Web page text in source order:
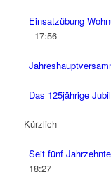
Einsatzübung
- 17:56
Das 125jährige
Kürzlich
Seit fünf
18:27